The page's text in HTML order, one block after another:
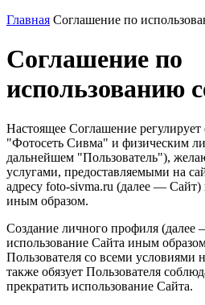
Главная Соглашение по
Соглашение по
использованию
Настоящее Соглашение
"Фотосеть Сивма" и физическим
дальнейшем "Пользователь"),
услугами, предоставляемыми на
адресу foto-sivma.ru (далее — Сайт)
иным образом.
Создание личного профиля (далее
использование Сайта иным
Пользователя со всеми условиями
также обязует Пользователя
прекратить использование Сайта.